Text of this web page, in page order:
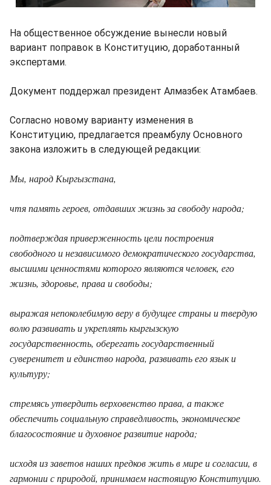
На общественное обсуждение вынесли новый
вариант поправок в Конституцию, доработанный
экспертами.
Документ поддержал президент Алмазбек Атамбаев.
Согласно новому варианту изменения в
Конституцию, предлагается преамбулу Основного
закона изложить в следующей редакции:
Мы, народ Кыргызстана,
чтя память героев, отдавших жизнь за свободу народа;
подтверждая приверженность цели построения
свободного и независимого демократического государства,
высшими ценностями которого являются человек, его
жизнь, здоровье, права и свободы;
выражая непоколебимую веру в будущее страны и твердую
волю развивать и укреплять кыргызскую
государственность, оберегать государственный
суверенитет и единство народа, развивать его язык и
культуру;
стремясь утвердить верховенство права, а также
обеспечить социальную справедливость, экономическое
благосостояние и духовное развитие народа;
исходя из заветов наших предков жить в мире и согласии, в
гармонии с природой, принимаем настоящую Конституцию.